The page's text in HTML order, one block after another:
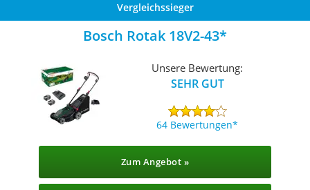
Vergleichssieger
Bosch Rotak 18V2-43
Unsere Bewertung:
SEHR GUT
64 Bewertungen
Zum Angebot »